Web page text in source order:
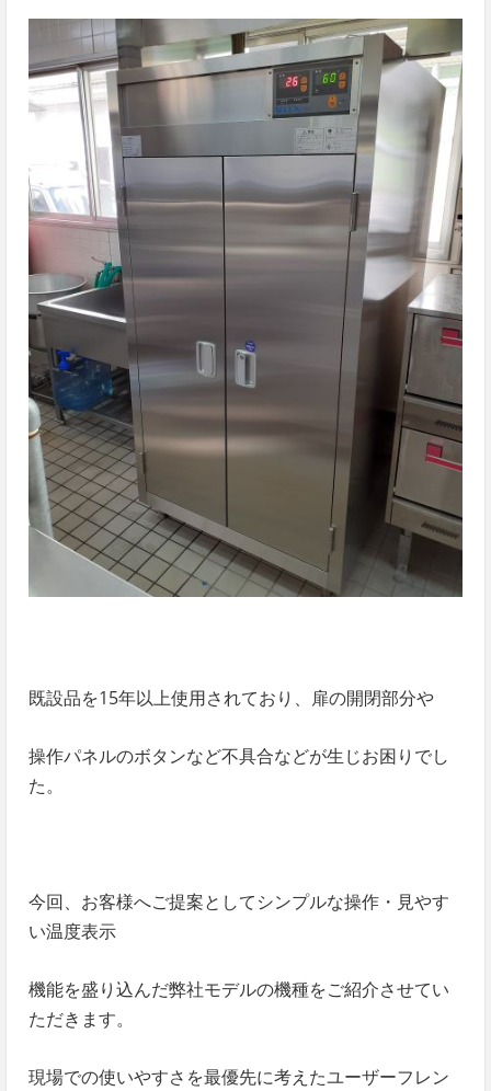
既設品を15年以上使用されており、扉の開閉部分や
操作パネルのボタンなど不具合などが生じお困りでし
た。
今回、お客様へご提案としてシンプルな操作・見やす
い温度表示
機能を盛り込んだ弊社モデルの機種をご紹介させてい
ただきます。
現場での使いやすさを最優先に考えたユーザーフレン